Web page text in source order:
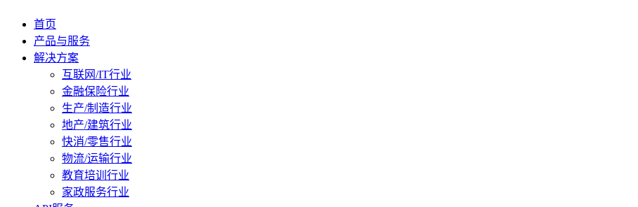
首页
产品与服务
解决方案
互联网/IT行业
金融保险行业
生产/制造行业
地产/建筑行业
快消/零售行业
物流/运输行业
教育培训行业
家政服务行业